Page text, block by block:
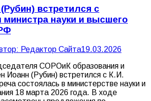
встретился с
министра науки и высшего
Редактор Сайта19.03.2026
СОРОиК образования и
Иоанн (Рубин) встретился с К.И.
состоялась в министерстве науки и
18 марта 2026 года. В ходе